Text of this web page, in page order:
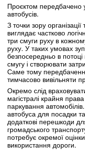
Проєктом передбачено
автобусів.
З точки зору
виглядає частково
три смуги руху в
руху. У таких умовах
безпосередньо в
смугу і створювати
Саме тому
тимчасово вивільняти
Окремо слід
магістралі крайня
паркування
автобуса для посадки
додаткові перешкоди
громадського
потребує окремої
використання дороги.